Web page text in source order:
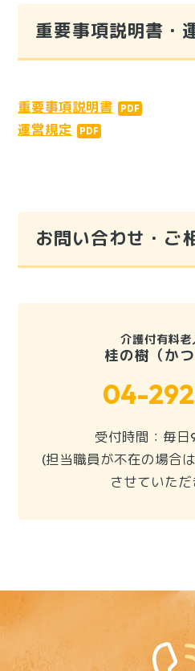
重要事項説明書・
重要事項説明書
運営規定
お問い合わせ・ご
介護付有料老
桂の樹（かつ
04-
受付時間：毎日
(担当職員が不在の場合
させていた